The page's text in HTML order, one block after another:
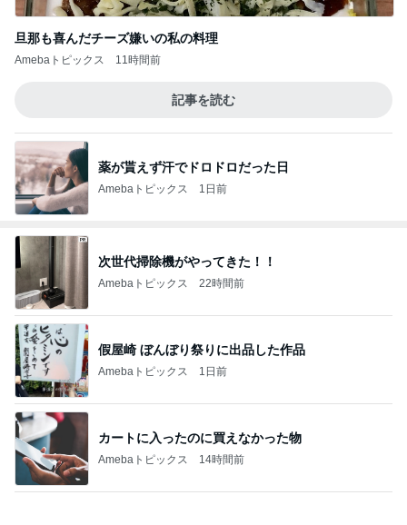
旦那も喜んだチーズ嫌いの私の料理
Amebaトピックス 11時間前
記事を読む
薬が貰えず汗でドロドロだった日
Amebaトピックス 1日前
次世代掃除機がやってきた！！
Amebaトピックス 22時間前
假屋崎 ぼんぼり祭りに出品した作品
Amebaトピックス 1日前
カートに入ったのに買えなかった物
Amebaトピックス 14時間前